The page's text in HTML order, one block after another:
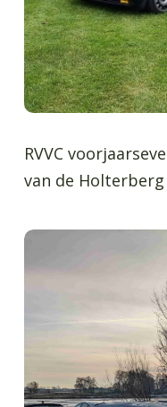
RVVC
van de